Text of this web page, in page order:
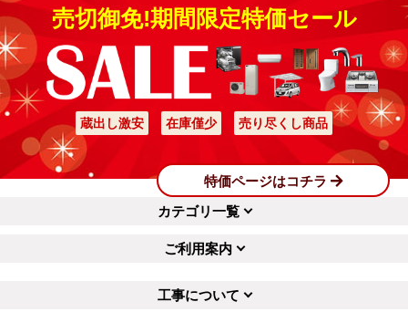
売切御免!期間限定特価セール
蔵出し激安 在庫僅少 売り尽くし商品
特価ページはコチラ
カテゴリ一覧
ご利用案内
工事について